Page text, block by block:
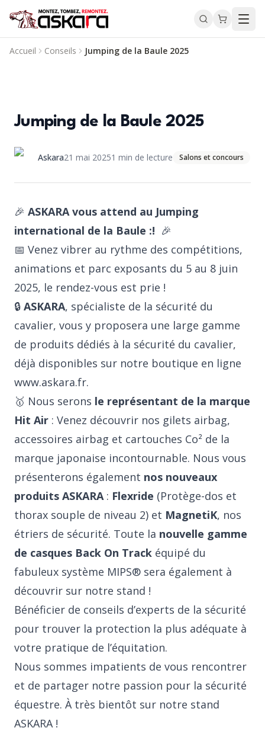
Accueil Conseils Jumping de la Baule 2025
Jumping de la Baule 2025
Askara21 mai 20251 min de lecture Salons et concours
🎉 ASKARA vous attend au Jumping
international de la Baule :! 🎉
📅 Venez vibrer au rythme des compétitions,
animations et parc exposants du 5 au 8 juin
2025, le rendez-vous est prie !
🔒 ASKARA, spécialiste de la sécurité du
cavalier, vous y proposera une large gamme
de produits dédiés à la sécurité du cavalier,
déjà disponibles sur notre boutique en ligne
www.askara.fr.
🥇 Nous serons le représentant de la marque
Hit Air : Venez découvrir nos gilets airbag,
accessoires airbag et cartouches Co² de la
marque japonaise incontournable. Nous vous
présenterons également nos nouveaux
produits ASKARA: Flexride (Protège-dos et
thorax souple de niveau 2) et MagnetiK, nos
étriers de sécurité. Toute la nouvelle gamme
de casques Back On Track équipé du
fabuleux système MIPS® sera également à
découvrir sur notre stand !
Bénéficier de conseils d’experts de la sécurité
pour trouver la protection la plus adéquate à
votre pratique de l’équitation.
Nous sommes impatients de vous rencontrer
et de partager notre passion pour la sécurité
équestre. À très bientôt sur notre stand
ASKARA !